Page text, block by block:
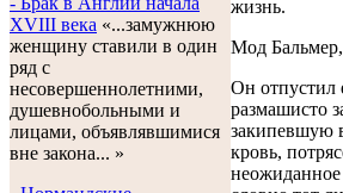
XVIII века «...замужнюю
женщину ставили в один
ряд с
несовершеннолетними,
душевнобольными и
лицами, объявлявшимися
вне закона... »
жизнь.
Мод
Он отпустил
размашисто
закипевшую
кровь,